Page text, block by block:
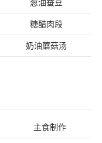
葱油蚕豆
糖醋肉段
奶油蘑菇汤
主食制作